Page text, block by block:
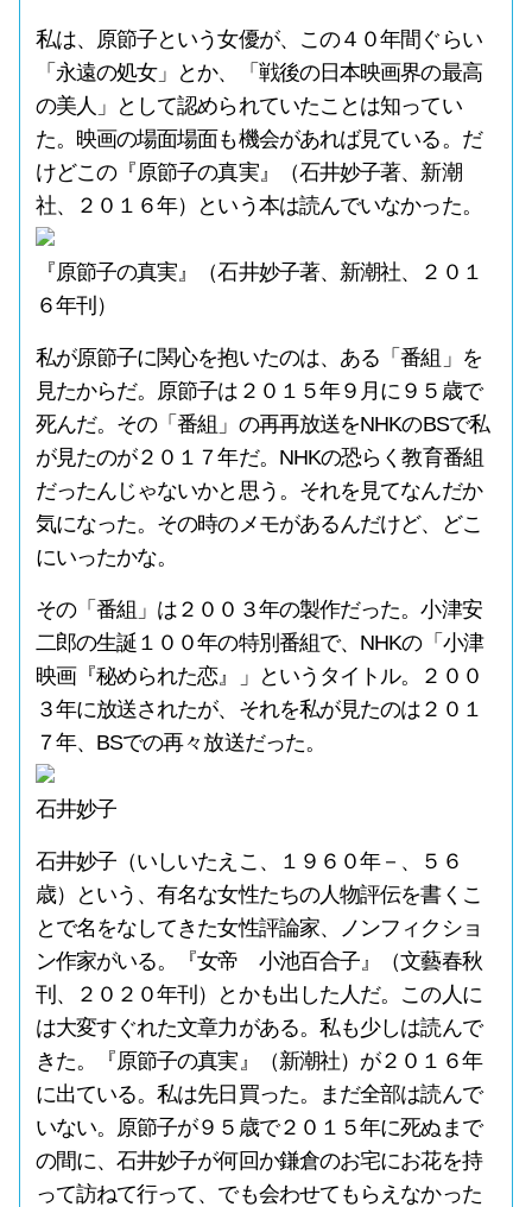
私は、原節子という女優が、この４０年間ぐらい
「永遠の処女」とか、「戦後の日本映画界の最高
の美人」として認められていたことは知ってい
た。映画の場面場面も機会があれば見ている。だ
けどこの『原節子の真実』（石井妙子著、新潮
社、２０１６年）という本は読んでいなかった。
『原節子の真実』（石井妙子著、新潮社、２０１
６年刊）
私が原節子に関心を抱いたのは、ある「番組」を
見たからだ。原節子は２０１５年９月に９５歳で
死んだ。その「番組」の再再放送をNHKのBSで私
が見たのが２０１７年だ。NHKの恐らく教育番組
だったんじゃないかと思う。それを見てなんだか
気になった。その時のメモがあるんだけど、どこ
にいったかな。
その「番組」は２００３年の製作だった。小津安
二郎の生誕１００年の特別番組で、NHKの「小津
映画『秘められた恋』」というタイトル。２００
３年に放送されたが、それを私が見たのは２０１
７年、BSでの再々放送だった。
石井妙子
石井妙子（いしいたえこ、１９６０年－、５６
歳）という、有名な女性たちの人物評伝を書くこ
とで名をなしてきた女性評論家、ノンフィクショ
ン作家がいる。『女帝 小池百合子』（文藝春秋
刊、２０２０年刊）とかも出した人だ。この人に
は大変すぐれた文章力がある。私も少しは読んで
きた。『原節子の真実』（新潮社）が２０１６年
に出ている。私は先日買った。まだ全部は読んで
いない。原節子が９５歳で２０１５年に死ぬまで
の間に、石井妙子が何回か鎌倉のお宅にお花を持
って訪ねて行って、でも会わせてもらえなかった